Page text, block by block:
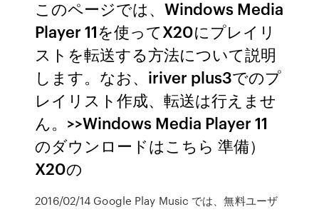
このページでは、Windows Media
Player 11を使ってX20にプレイリ
ストを転送する方法について説明
します。なお、iriver plus3でのプ
レイリスト作成、転送は行えませ
ん。>>Windows Media Player 11
のダウンロードはこちら 準備）
X20の
2016/02/14 Google Play Music では、無料ユーザ